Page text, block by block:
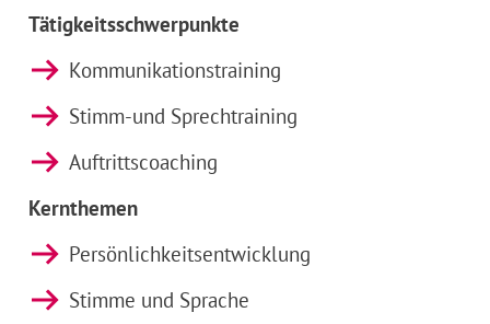
Tätigkeitsschwerpunkte
Kommunikationstraining
Stimm-und Sprechtraining
Auftrittscoaching
Kernthemen
Persönlichkeitsentwicklung
Stimme und Sprache